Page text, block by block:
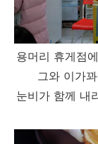
용머리 휴게점
그와 이가
눈비가 함께 내